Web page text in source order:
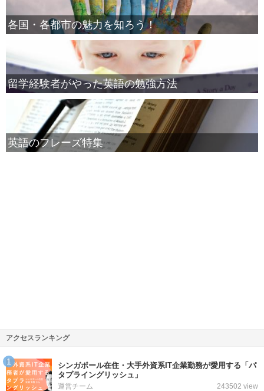
各国・各都市の魅力を知ろう！
留学経験者がやった英語の勉強方法
英語のフレーズ特集
アクセスランキング
シンガポール在住・大手外資系IT企業勤務が愛用する「パ
タプライングリッシュ」
運営チーム 243502 view